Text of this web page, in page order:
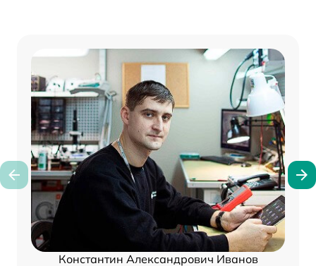
Константин Александрович Иванов